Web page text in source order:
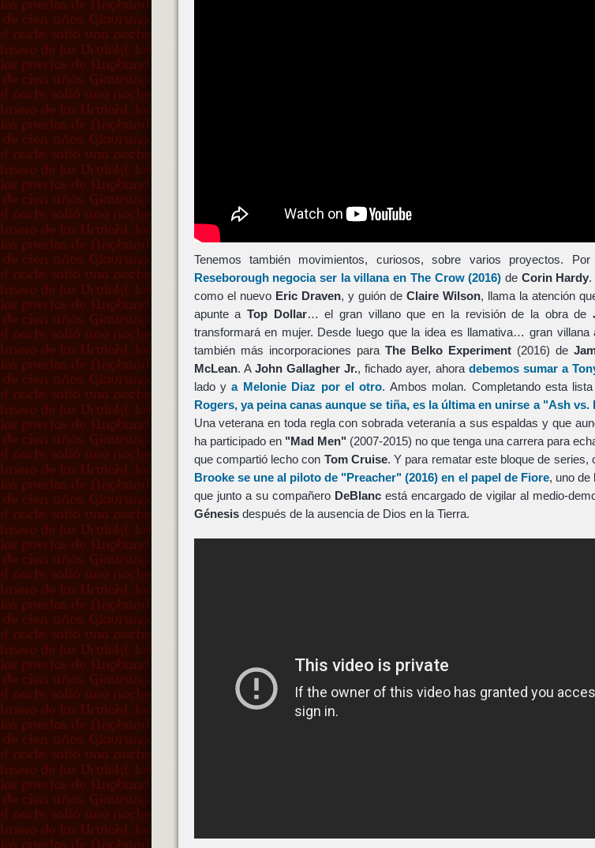
Tenemos también movimientos, curiosos, sobre varios proyectos. Por
Reseboroughnegocia ser la villana en The Crow(2016) de Corin Hardy.
como el nuevo Eric Draven, y guión deClaire Wilson, llama la atención
apunte a Top Dollar… el gran villano que en la revisión de la obra de
transformará en mujer. Desde luego que la idea es llamativa… gran villana
también más incorporaciones para The Belko Experiment(2016) de
McLean. A John Gallagher Jr., fichado ayer, ahora debemos sumar a
lado ya Melonie Diaz por el otro. Ambos molan. Completando esta
Rogers, ya peina canas aunque se tiña, es la última en unirse a "Ash vs.
Una veterana en toda regla con sobrada veteranía a sus espaldas y que
ha participado en "Mad Men" (2007-2015) no que tenga una carrera para
que compartió lecho con Tom Cruise. Y para rematar este bloque de series,
Brookese une al piloto de "Preacher" (2016) en el papel de Fiore, uno de
que junto a su compañero DeBlancestá encargado de vigilar al medio-
Génesisdespués de la ausencia de Dios en la Tierra.